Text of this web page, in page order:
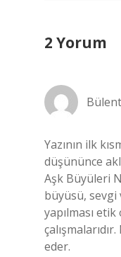
2 Yorum
Yazının ilk
düşününce
Aşk Büyüleri
büyüsü, sevgi
yapılması
eder.